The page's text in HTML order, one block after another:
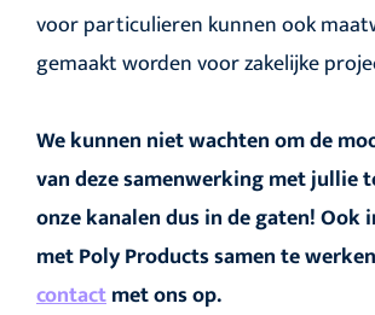
voor particulieren kunnen ook
gemaakt worden voor zakelijke
We kunnen niet wachten om de
van deze samenwerking met jullie
onze kanalen dus in de gaten! Ook
met Poly Products samen te
contactmet ons op.